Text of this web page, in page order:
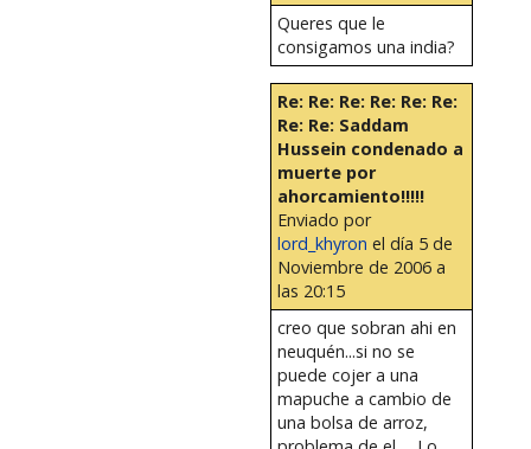
Queres que le
consigamos una india?
Re: Re: Re: Re: Re: Re:
Re: Re: Saddam
Hussein condenado a
muerte por
ahorcamiento!!!!!
Enviado por
lord_khyron el día 5 de
Noviembre de 2006 a
las 20:15
creo que sobran ahi en
neuquén...si no se
puede cojer a una
mapuche a cambio de
una bolsa de arroz,